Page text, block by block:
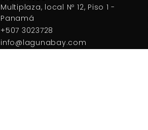
Multiplaza, local Nº 12, Piso 1 -
Panamá
+507 3023728
info@lagunabay.com